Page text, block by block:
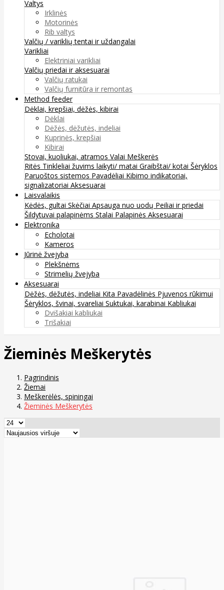
Valtys
Irklinės
Motorinės
Rib valtys
Valčių / variklių tentai ir uždangalai
Varikliai
Elektriniai varikliai
Valčių priedai ir aksesuarai
Valčių ratukai
Valčių furnitūra ir remontas
Method feeder
Dėklai, krepšiai, dėžės, kibirai
Dėklai
Dėžės, dėžutės, indeliai
Kuprinės, krepšiai
Kibirai
Stovai, kuoliukai, atramos Valai Meškerės
Ritės Tinkleliai žuvims laikyti/ matai Graibštai/ kotai Šėryklos
Paruoštos sistemos Pavadėliai Kibimo indikatoriai,
signalizatoriai Aksesuarai
Laisvalaikis
Kėdės, gultai Skėčiai Apsauga nuo uodų Peiliai ir priedai
Šildytuvai palapinėms Stalai Palapinės Aksesuarai
Elektronika
Echolotai
Kameros
Jūrinė žvejyba
Plekšnėms
Strimelių žvejyba
Aksesuarai
Dėžės, dėžutės, indeliai Kita Pavadėlinės Pjuvenos rūkimui
Šėryklos, švinai, svareliai Suktukai, karabinai Kabliukai
Dvišakiai kabliukai
Trišakiai
Žieminės Meškerytės
Pagrindinis
Žiemai
Meškerėlės, spiningai
Žieminės Meškerytės